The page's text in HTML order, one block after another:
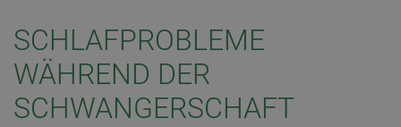
SCHLAFPROBLEME
WÄHREND DER
SCHWANGERSCHAFT